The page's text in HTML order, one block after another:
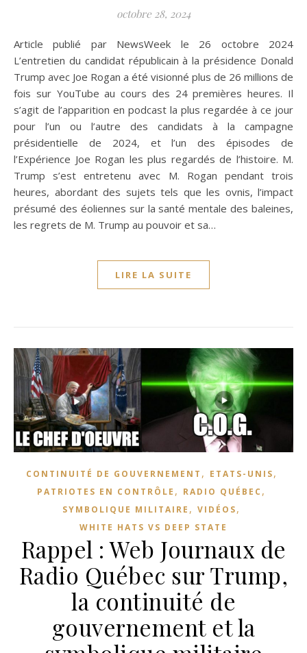
octobre 28, 2024
Article publié par NewsWeek le 26 octobre 2024
L’entretien du candidat républicain à la présidence Donald
Trump avec Joe Rogan a été visionné plus de 26 millions de
fois sur YouTube au cours des 24 premières heures. Il
s’agit de l’apparition en podcast la plus regardée à ce jour
pour l’un ou l’autre des candidats à la campagne
présidentielle de 2024, et l’un des épisodes de
l’Expérience Joe Rogan les plus regardés de l’histoire. M.
Trump s’est entretenu avec M. Rogan pendant trois
heures, abordant des sujets tels que les ovnis, l’impact
présumé des éoliennes sur la santé mentale des baleines,
les regrets de M. Trump au pouvoir et sa…
LIRE LA SUITE
CONTINUITÉ DE GOUVERNEMENT , ETATS-UNIS,
PATRIOTES EN CONTRÔLE , RADIO QUÉBEC ,
SYMBOLIQUE MILITAIRE , VIDÉOS,
WHITE HATS VS DEEP STATE
Rappel : Web Journaux de
Radio Québec sur Trump,
la continuité de
gouvernement et la